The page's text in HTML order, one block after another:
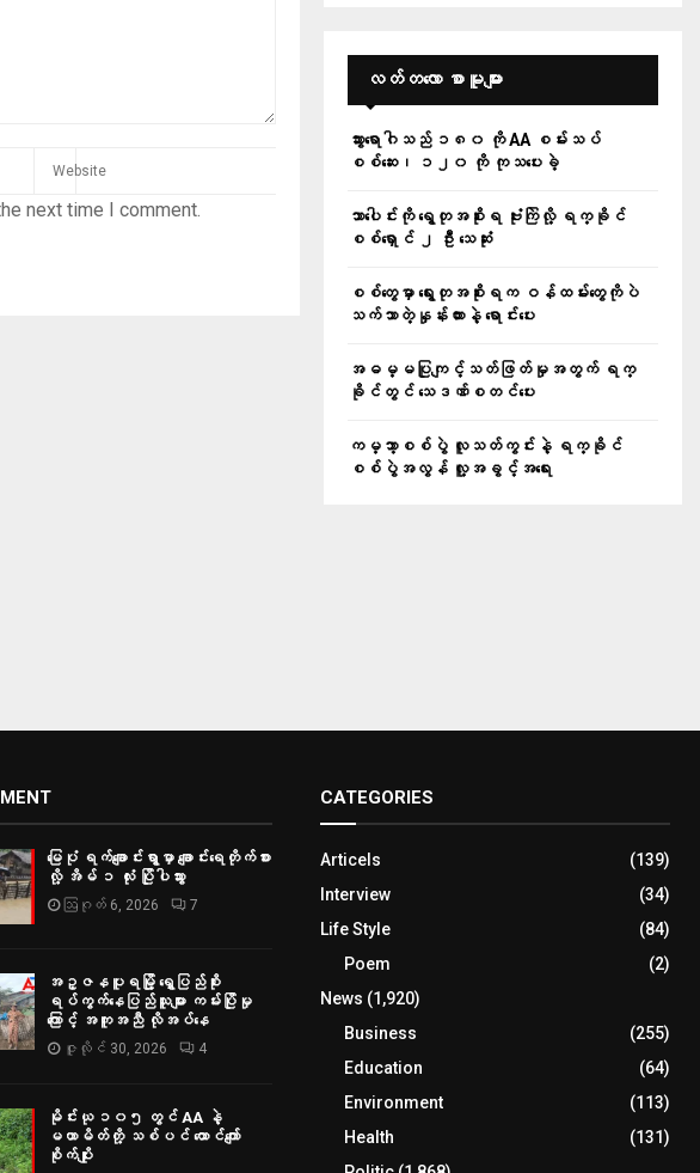
next time I comment.
လတ်တ‌လော စာမူများ
သွားရောဂါသည် ၁၈၀ ကို AA စမ်းသပ်
စစ်ဆေး၊ ၁၂၀ ကို ကုသပေးခဲ့
သာပေါင်းကို ရွေတုအစိုးရ ဗုံးကြဲလို့ ရက္ခိုင်
စစ်ရှောင် ၂ ဦး သေဆုံး
စစ်တွေမှာ ရွေးတုအစိုးရက ဝန်ထမ်းတွေကိုပဲ
သက်သာတဲ့နှုန်းထားနဲ့ ရောင်းပေး
အဓမ္မပြုကျင့်သတ်ဖြတ်မှုအတွက် ရက္
ခိုင်တွင် သေဒဏ်စတင်ပေး
ကမ္ဘာ့စစ်ပွဲ လူသတ်ကွင်းနဲ့ ရက္ခိုင်
စစ်ပွဲအလွန် လူ့အခွင့်အရေး
မြေပုံ ရက်ချောင်းရွာမှာ ချောင်းရေတိုက်စား
လို့ အိမ် ၁ လုံး ပြိုပါသွား
ဩဂုတ် 6, 2026 7
အဥ္ဇနပူရမြို့ ရွှေပြည်စိုး
ရပ်ကွက်နေပြည်သူများ ကမ်းပြိုမှု
ကြောင့် အကူအညီ လိုအပ်နေ
ဇူလိုင် 30, 2026 4
မိုင်းယု ၁၀၅ တွင် AA နဲ့
မဟာမိတ်တို့ သစ်ပင် ထောင်ကျော်
စိုက်ပျိုး
CATEGORIES
Articels
(139)
Interview
(34)
Life Style
(84)
Poem
(2)
News (1,920)
Business
(255)
Education
(64)
Environment
(113)
Health
(131)